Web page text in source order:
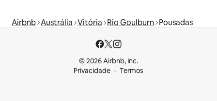
Airbnb Austrália Vitória Rio Goulburn Pousadas
© 2026 Airbnb, Inc.
Privacidade
Termos